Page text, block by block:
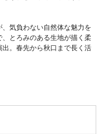
気負わない自然体な魅力を
とろみのある生地が描く柔
。春先から秋口まで長く活